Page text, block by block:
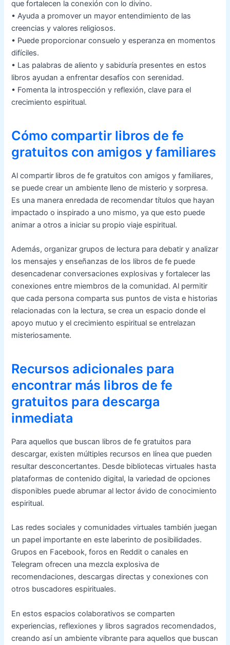
que fortalecen la conexión con lo divino.
• Ayuda a promover un mayor entendimiento de las
creencias y valores religiosos.
• Puede proporcionar consuelo y esperanza en momentos
difíciles.
• Las palabras de aliento y sabiduría presentes en estos
libros ayudan a enfrentar desafíos con serenidad.
• Fomenta la introspección y reflexión, clave para el
crecimiento espiritual.
Cómo compartir libros de fe
gratuitos con amigos y familiares
Al compartir libros de fe gratuitos con amigos y familiares,
se puede crear un ambiente lleno de misterio y sorpresa.
Es una manera enredada de recomendar títulos que hayan
impactado o inspirado a uno mismo, ya que esto puede
animar a otros a iniciar su propio viaje espiritual.
Además, organizar grupos de lectura para debatir y analizar
los mensajes y enseñanzas de los libros de fe puede
desencadenar conversaciones explosivas y fortalecer las
conexiones entre miembros de la comunidad. Al permitir
que cada persona comparta sus puntos de vista e historias
relacionadas con la lectura, se crea un espacio donde el
apoyo mutuo y el crecimiento espiritual se entrelazan
misteriosamente.
Recursos adicionales para
encontrar más libros de fe
gratuitos para descarga
inmediata
Para aquellos que buscan libros de fe gratuitos para
descargar, existen múltiples recursos en línea que pueden
resultar desconcertantes. Desde bibliotecas virtuales hasta
plataformas de contenido digital, la variedad de opciones
disponibles puede abrumar al lector ávido de conocimiento
espiritual.
Las redes sociales y comunidades virtuales también juegan
un papel importante en este laberinto de posibilidades.
Grupos en Facebook, foros en Reddit o canales en
Telegram ofrecen una mezcla explosiva de
recomendaciones, descargas directas y conexiones con
otros buscadores espirituales.
En estos espacios colaborativos se comparten
experiencias, reflexiones y libros sagrados recomendados,
creando así un ambiente vibrante para aquellos que buscan